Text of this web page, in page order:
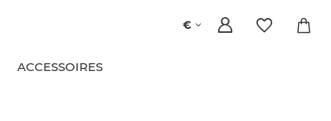
€
ACCESSOIRES